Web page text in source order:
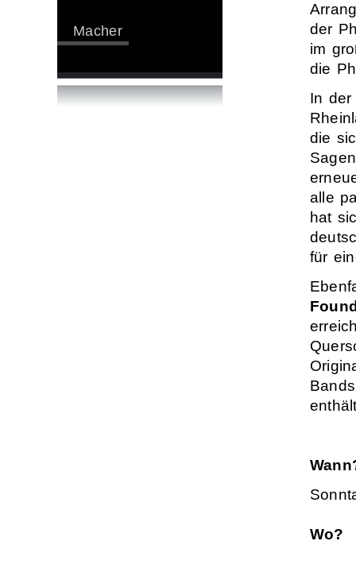
Macher
der
im
die
In
die
alle
hat
für
Wo?